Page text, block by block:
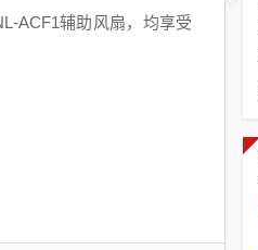
ACF1辅助风扇，均享受